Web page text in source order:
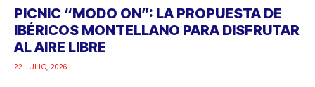
PICNIC “MODO ON”: LA PROPUESTA DE
IBÉRICOS MONTELLANO PARA DISFRUTAR
AL AIRE LIBRE
22 JULIO, 2026